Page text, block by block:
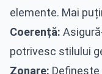
elemente. Mai
Coerență:
potrivesc stilului
Zonare: